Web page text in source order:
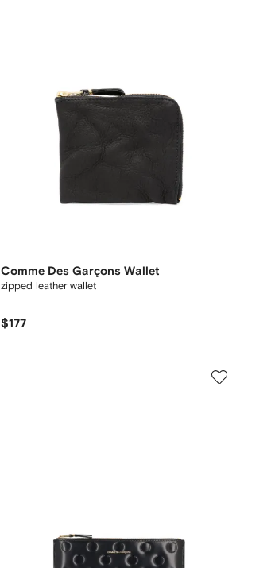
Comme Des Garçons Wallet
zipped leather wallet
$177